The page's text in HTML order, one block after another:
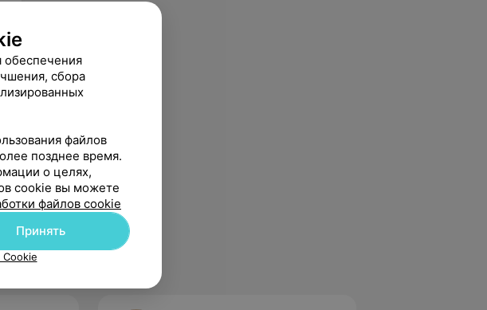
обеспечения
сбора
файлов
позднее время.
о целях,
cookie вы можете
файлов cookie
Принять